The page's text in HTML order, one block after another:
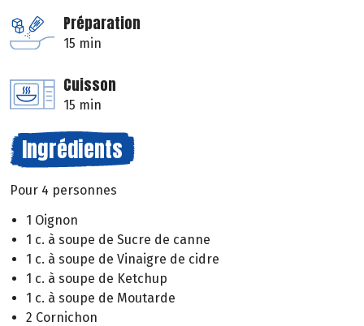
Préparation
15 min
Cuisson
15 min
Ingrédients
Pour 4 personnes
1 Oignon
1 c. à soupe de Sucre de canne
1 c. à soupe de Vinaigre de cidre
1 c. à soupe de Ketchup
1 c. à soupe de Moutarde
2 Cornichon